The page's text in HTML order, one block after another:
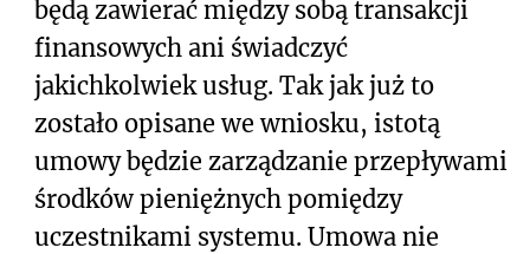
będą zawierać między sobą transakcji
finansowych ani świadczyć
jakichkolwiek usług. Tak jak już to
zostało opisane we wniosku, istotą
umowy będzie zarządzanie przepływami
środków pieniężnych pomiędzy
uczestnikami systemu. Umowa nie